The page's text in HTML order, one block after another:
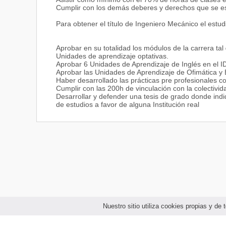
Nuestro sitio utiliza cookies propias y de
Dominar el Inglés para traducir manuales técnicos y
Aplicar las herramientas informáticas en la
Capacidad de ejecutar los proyectos derivados de
disponibles para obtener resultados con altos
Competencias interpersonales
Integrar equipos de trabajo para resolver
de los otros, en tareas dirigidas a la consecución
desarrollar proyectos con el propósito de alcanzar
contrarias.
comprometido, orientándolas hacia la consecución
que le permitan diseñar y gestionar nuevos
Cumplir con los demás deberes y derechos que se
Para obtener el título de Ingeniero Mecánico el
Aprobar en su totalidad los módulos de la carrera
Unidades de aprendizaje optativas.
Aprobar 6 Unidades de Aprendizaje de Inglés en el
Aprobar las Unidades de Aprendizaje de Ofimática
Haber desarrollado las prácticas pre profesionales
Cumplir con las 200h de vinculación con la
Desarrollar y defender una tesis de grado donde
de estudios a favor de alguna Institución real